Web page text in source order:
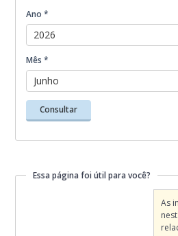
Despesas e Receitas
Contratos e Aditivos
Execução Orçamentária – Receita
Execução Orçamentária – Despesa
Ano *
2026
Mês *
Junho
Consultar
Essa página foi útil para você?
Essa página foi útil para você?
As